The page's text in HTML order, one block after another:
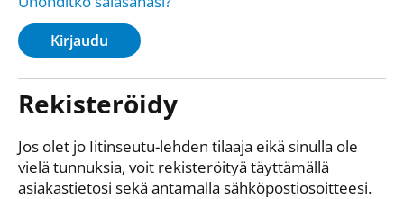
Kirjaudu
Rekisteröidy
Jos olet jo Iitinseutu-lehden tilaaja eikä sinulla ole
vielä tunnuksia, voit rekisteröityä täyttämällä
asiakastietosi sekä antamalla sähkö­posti­osoitteesi.